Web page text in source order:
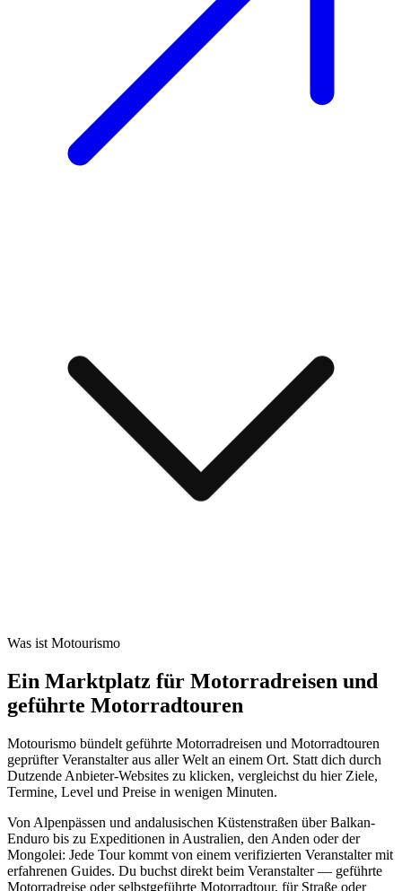
Was ist Motourismo
Ein Marktplatz für Motorradreisen und
geführte Motorradtouren
Motourismo bündelt geführte Motorradreisen und Motorradtouren
geprüfter Veranstalter aus aller Welt an einem Ort. Statt dich durch
Dutzende Anbieter-Websites zu klicken, vergleichst du hier Ziele,
Termine, Level und Preise in wenigen Minuten.
Von Alpenpässen und andalusischen Küstenstraßen über Balkan-
Enduro bis zu Expeditionen in Australien, den Anden oder der
Mongolei: Jede Tour kommt von einem verifizierten Veranstalter mit
erfahrenen Guides. Du buchst direkt beim Veranstalter — geführte
Motorradreise oder selbstgeführte Motorradtour, für Straße oder